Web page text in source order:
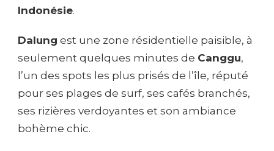
Indonésie.
Dalung est une zone résidentielle paisible, à
seulement quelques minutes de Canggu,
l’un des spots les plus prisés de l’île, réputé
pour ses plages de surf, ses cafés branchés,
ses rizières verdoyantes et son ambiance
bohème chic.